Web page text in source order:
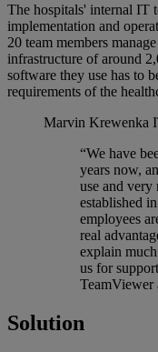
The hospitals' internal IT
implementation and
20 team members
infrastructure of around
software they use has to
requirements of the
Marvin Krewenka
“We have
years now,
use and very
established
employees
real
explain
us for
TeamViewer
Solution